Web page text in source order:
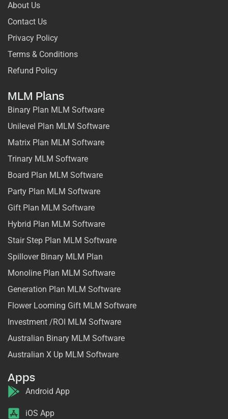
About Us
Contact Us
Privacy Policy
Terms & Conditions
Refund Policy
MLM Plans
Binary Plan MLM Software
Unilevel Plan MLM Software
Matrix Plan MLM Software
Trinary MLM Software
Board Plan MLM Software
Party Plan MLM Software
Gift Plan MLM Software
Hybrid Plan MLM Software
Stair Step Plan MLM Software
Spillover Binary MLM Plan
Monoline Plan MLM Software
Generation Plan MLM Software
Flower Looming Gift MLM Software
Investment /ROI MLM Software
Australian Binary MLM Software
Australian X Up MLM Software
Apps
Android App
iOS App